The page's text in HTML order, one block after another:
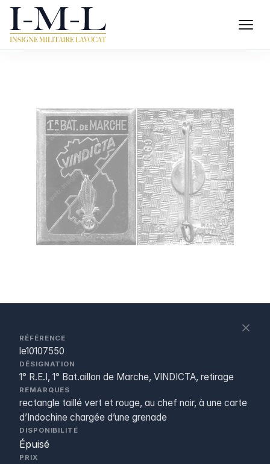
RÉFÉRENCE
le10107550
DÉSIGNATION
1° R.E.I, 1° Bat.aillon de Marche, VINDICTA, retirage
REMARQUES
rectangle taillé vert et rouge, au chef noir, à une carte
d’Indochine chargée d’une grenade
DISPONIBILITÉ
Épuisé
PRIX